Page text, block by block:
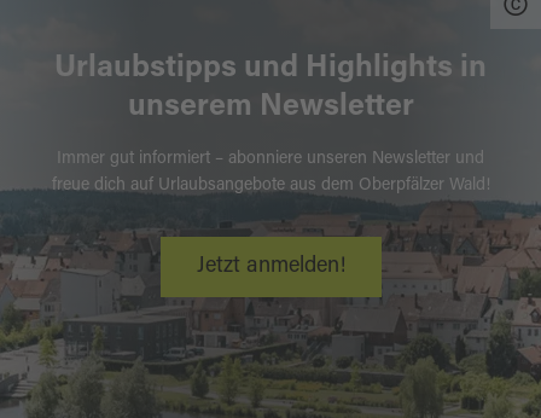
Urlaubstipps und Highlights in
unserem Newsletter
Immer gut informiert – abonniere unseren Newsletter und
freue dich auf Urlaubsangebote aus dem Oberpfälzer Wald!
Jetzt anmelden!